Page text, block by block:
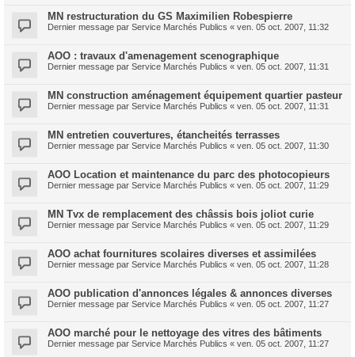
MN restructuration du GS Maximilien Robespierre
Dernier message par Service Marchés Publics « ven. 05 oct. 2007, 11:32
AOO : travaux d'amenagement scenographique
Dernier message par Service Marchés Publics « ven. 05 oct. 2007, 11:31
MN construction aménagement équipement quartier pasteur
Dernier message par Service Marchés Publics « ven. 05 oct. 2007, 11:31
MN entretien couvertures, étancheités terrasses
Dernier message par Service Marchés Publics « ven. 05 oct. 2007, 11:30
AOO Location et maintenance du parc des photocopieurs
Dernier message par Service Marchés Publics « ven. 05 oct. 2007, 11:29
MN Tvx de remplacement des châssis bois joliot curie
Dernier message par Service Marchés Publics « ven. 05 oct. 2007, 11:29
AOO achat fournitures scolaires diverses et assimilées
Dernier message par Service Marchés Publics « ven. 05 oct. 2007, 11:28
AOO publication d'annonces légales & annonces diverses
Dernier message par Service Marchés Publics « ven. 05 oct. 2007, 11:27
AOO marché pour le nettoyage des vitres des bâtiments
Dernier message par Service Marchés Publics « ven. 05 oct. 2007, 11:27